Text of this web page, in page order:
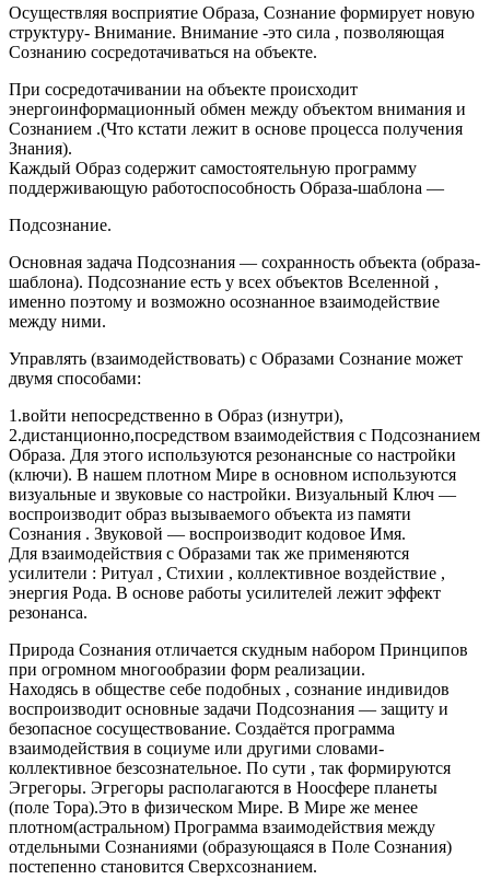
Осуществляя восприятие Образа, Сознание формирует новую
структуру- Внимание. Внимание -это сила , позволяющая
Сознанию сосредотачиваться на объекте.
При сосредотачивании на объекте происходит
энергоинформационный обмен между объектом внимания и
Сознанием .(Что кстати лежит в основе процесса получения
Знания).
Каждый Образ содержит самостоятельную программу
поддерживающую работоспособность Образа-шаблона —
Подсознание.
Основная задача Подсознания — сохранность объекта (образа-
шаблона). Подсознание есть у всех объектов Вселенной ,
именно поэтому и возможно осознанное взаимодействие
между ними.
Управлять (взаимодействовать) с Образами Сознание может
двумя способами:
1.войти непосредственно в Образ (изнутри),
2.дистанционно,посредством взаимодействия с Подсознанием
Образа. Для этого используются резонансные со настройки
(ключи). В нашем плотном Мире в основном используются
визуальные и звуковые со настройки. Визуальный Ключ —
воспроизводит образ вызываемого объекта из памяти
Сознания . Звуковой — воспроизводит кодовое Имя.
Для взаимодействия с Образами так же применяются
усилители : Ритуал , Стихии , коллективное воздействие ,
энергия Рода. В основе работы усилителей лежит эффект
резонанса.
Природа Сознания отличается скудным набором Принципов
при огромном многообразии форм реализации.
Находясь в обществе себе подобных , сознание индивидов
воспроизводит основные задачи Подсознания — защиту и
безопасное сосуществование. Создаётся программа
взаимодействия в социуме или другими словами-
коллективное безсознательное. По сути , так формируются
Эгрегоры. Эгрегоры располагаются в Ноосфере планеты
(поле Тора).Это в физическом Мире. В Мире же менее
плотном(астральном) Программа взаимодействия между
отдельными Сознаниями (образующаяся в Поле Сознания)
постепенно становится Сверхсознанием.